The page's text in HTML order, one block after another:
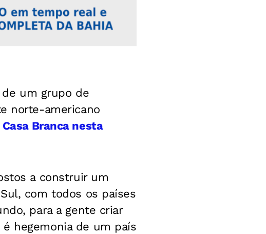
de um grupo de
norte-americano
Branca nesta
a construir um
com todos os países
para a gente criar
hegemonia de um país